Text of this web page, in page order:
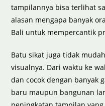
tampilannya bisa terlihat
alasan mengapa banyak
Bali untuk mempercantik
Batu sikat juga tidak
visualnya. Dari waktu ke
dan cocok dengan banyak
baru maupun bangunan